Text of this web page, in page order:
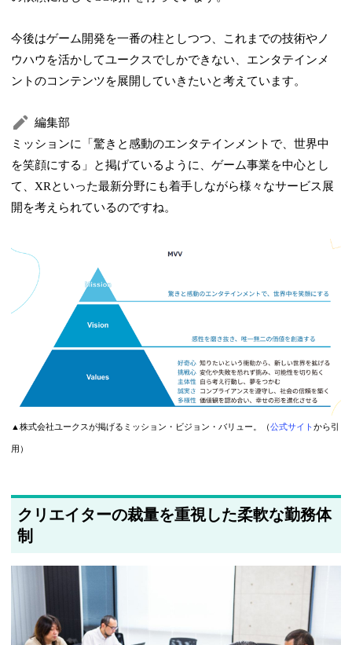
今後はゲーム開発を一番の柱としつつ、これまでの技術やノ
ウハウを活かしてユークスでしかできない、エンタテインメ
ントのコンテンツを展開していきたいと考えています。
編集部
ミッションに「驚きと感動のエンタテインメントで、世界中
を笑顔にする」と掲げているように、ゲーム事業を中心とし
て、XRといった最新分野にも着手しながら様々なサービス展
開を考えられているのですね。
▲株式会社ユークスが掲げるミッション・ビジョン・バリュー。（公式サイトから引
用）
クリエイターの裁量を重視した柔軟な勤務体
制